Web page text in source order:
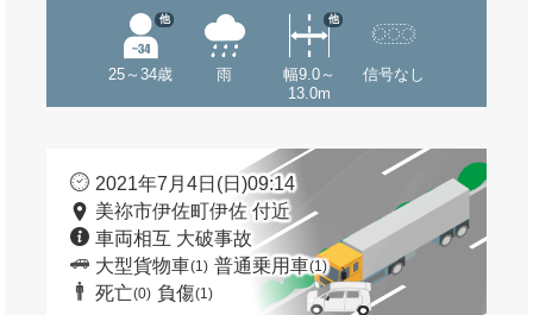
25～34歳
他
雨
幅9.0～
13.0m
他
信号なし
2021年7月4日(日)09:14
美祢市伊佐町伊佐 付近
車両相互 大破事故
大型貨物車(1) 普通乗用車(1)
死亡(0) 負傷(1)